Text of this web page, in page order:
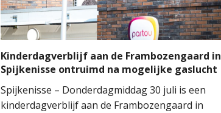
Kinderdagverblijf aan de Frambozengaard in
Spijkenisse ontruimd na mogelijke gaslucht
Spijkenisse – Donderdagmiddag 30 juli is een
kinderdagverblijf aan de Frambozengaard in